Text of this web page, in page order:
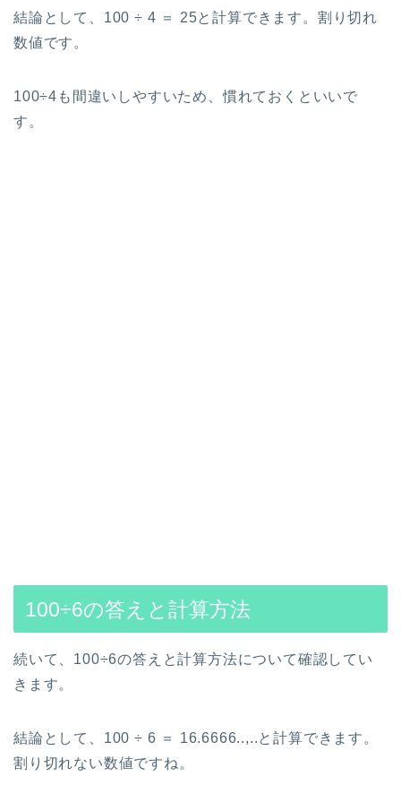
結論として、100 ÷ 4 ＝ 25と計算できます。割り切れ
数値です。
100÷4も間違いしやすいため、慣れておくといいで
す。
100÷6の答えと計算方法
続いて、100÷6の答えと計算方法について確認してい
きます。
結論として、100 ÷ 6 ＝ 16.6666..,..と計算できます。
割り切れない数値ですね。